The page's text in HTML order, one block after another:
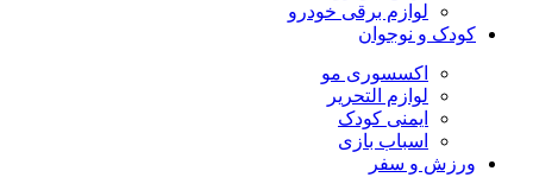
لوازم برقی خودرو
کودک و نوجوان
اکسسوری مو
لوازم التحریر
ایمنی کودک
اسباب بازی
ورزش و سفر